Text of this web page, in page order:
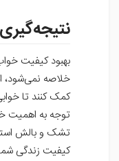
نتیجه‌گیری
بهبود کیفیت
خلاصه نمی‌شود،
کمک کنند تا
توجه به اهمیت
تشک و بالش
کیفیت زندگی